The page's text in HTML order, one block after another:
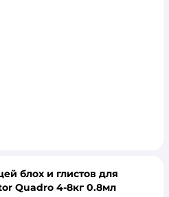
блох и глистов для
Quadro 4-8кг 0.8мл